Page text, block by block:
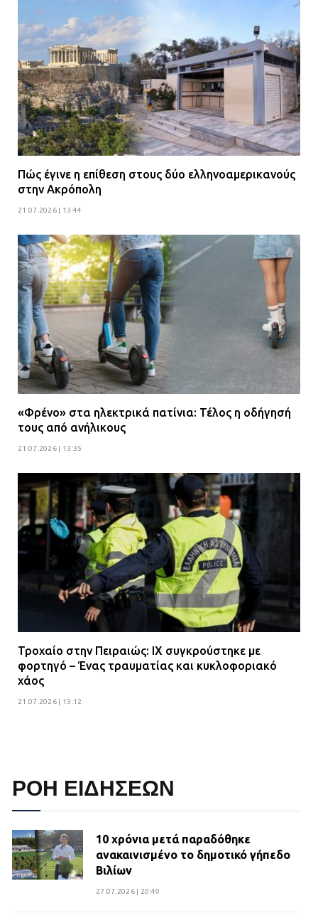
Πώς έγινε η επίθεση στους δύο ελληνοαμερικανούς
στην Ακρόπολη
21.07.2026 | 13:44
«Φρένο» στα ηλεκτρικά πατίνια: Τέλος η οδήγησή
τους από ανήλικους
21.07.2026 | 13:35
Τροχαίο στην Πειραιώς: ΙΧ συγκρούστηκε με
φορτηγό – Ένας τραυματίας και κυκλοφοριακό
χάος
21.07.2026 | 13:12
ΡΟΗ ΕΙΔΗΣΕΩΝ
10 χρόνια μετά παραδόθηκε
ανακαινισμένο το δημοτικό γήπεδο
Βιλίων
27.07.2026 | 20:49